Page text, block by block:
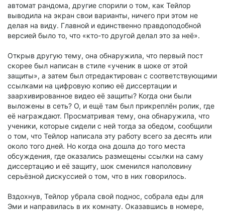
автомат рандома, другие спорили о том, как Тейлор
выводила на экран свои варианты, ничего при этом не
делая на виду. Главной и единственно правдоподобной
версией было то, что «кто-то другой делал это за неё».
Открыв другую тему, она обнаружила, что первый пост
скорее был написан в стиле «ученик в шоке от этой
защиты», а затем был отредактирован с соответствующими
ссылками на цифровую копию её диссертации и
заархивированное видео её защиты? Когда они были
выложены в сеть? О, и ещё там был прикреплён ролик, где
её награждают. Просматривая тему, она обнаружила, что
ученики, которые сидели с ней тогда за обедом, сообщили
о том, что Тейлор написала эту работу всего за десять или
около того дней. Но когда она дошла до того места
обсуждения, где оказались размещены ссылки на саму
диссертацию и её защиту, шок сменился наполовину
серьёзной дискуссией о том, что в них говорилось.
Вздохнув, Тейлор убрала свой поднос, собрала еды для
Эми и направилась в их комнату. Оказавшись в номере,